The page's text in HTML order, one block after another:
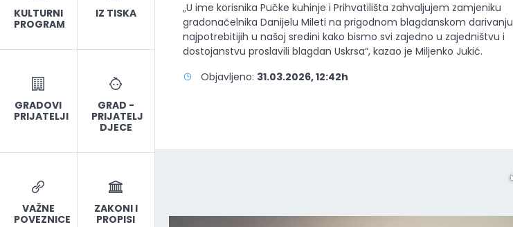
KULTURNI
PROGRAM
IZ TISKA
GRADOVI
PRIJATELJI
GRAD -
PRIJATELJ
DJECE
VAŽNE
POVEZNICE
ZAKONI I
PROPISI
„U ime korisnika Pučke kuhinje i Prihvatilišta zahvaljujem zamjeniku
gradonačelnika Danijelu Mileti na prigodnom blagdanskom darivanju
najpotrebitijih u našoj sredini kako bismo svi zajedno u zajedništvu i
dostojanstvu proslavili blagdan Uskrsa“, kazao je Miljenko Jukić.
Objavljeno: 31.03.2026, 12:42h